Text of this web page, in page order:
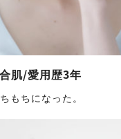
肌/愛用歴3年
もちになった。